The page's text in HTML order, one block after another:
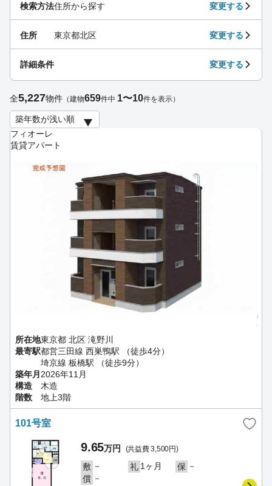
フィオーレ
賃貸アパート
所在地東京都 北区 滝野川
最寄駅都営三田線 西巣鴨駅 （徒歩4分）
埼京線 板橋駅 （徒歩9分）
築年月 2026年11月
構造
木造
階数
地上3階
101号室
9.65万円 (共益費 3,500円)
敷 － 礼 1ヶ月 保 －
償 －
検索方法住所から探す 変更する
住所 東京都北区 変更する
詳細条件 変更する
全5,227物件 （建物659件中 1〜10件を表示）